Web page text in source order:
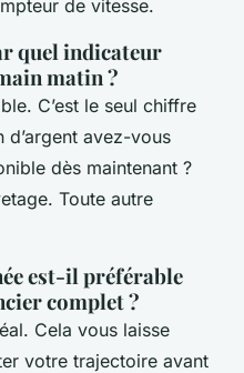
de vitesse.
quel indicateur
matin ?
C’est le seul chiffre
avez-vous
dès maintenant ?
Toute autre
est-il préférable
complet ?
Cela vous laisse
votre trajectoire avant